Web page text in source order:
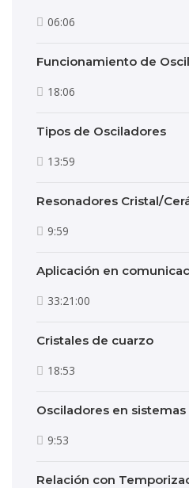
06:06
Funcionamiento de
18:06
Tipos de Osciladores
13:59
Resonadores Cristal/
9:59
Aplicación en
33:21:00
Cristales de cuarzo
18:53
Osciladores en
9:53
Relación con